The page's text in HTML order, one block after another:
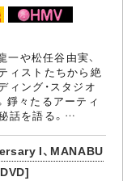
一や松任谷由実、
ィストたちから絶
ィング・スタジオ
錚々たるアーティ
話を語る。…
I、MANABU